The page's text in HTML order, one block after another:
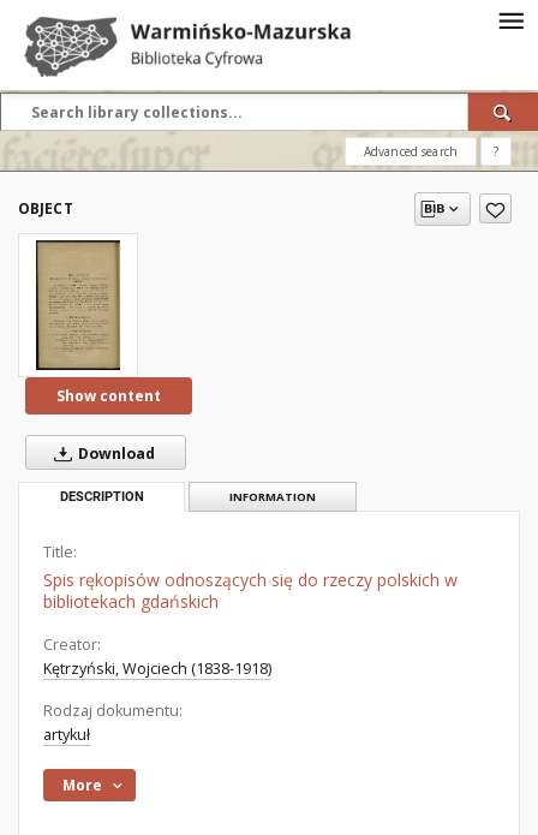
Advanced search ?
OBJECT
Show content
Download
DESCRIPTION INFORMATION
Title:
Spis rękopisów odnoszących się do rzeczy polskich w
bibliotekach gdańskich
Creator:
Kętrzyński, Wojciech (1838-1918)
Rodzaj dokumentu:
artykuł
More